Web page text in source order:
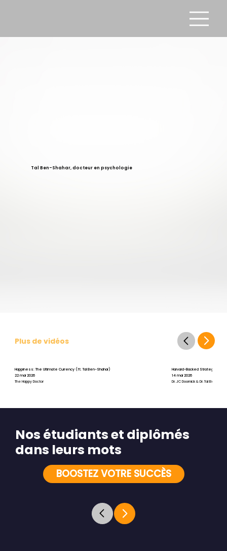
Tal Ben-Shahar, docteur en psychologie
Plus de vidéos
Happiness: The Ultimate Currency (ft. Tal Ben-Shahar)
22 mai 2026
The Happy Doctor
Harvard-Backed Strategies for
14 mai 2026
Dr. JC Doornick & Dr. Tal Ben-
BOOSTEZ VOTRE SUCCÈS
Nos étudiants et diplômés
dans leurs mots